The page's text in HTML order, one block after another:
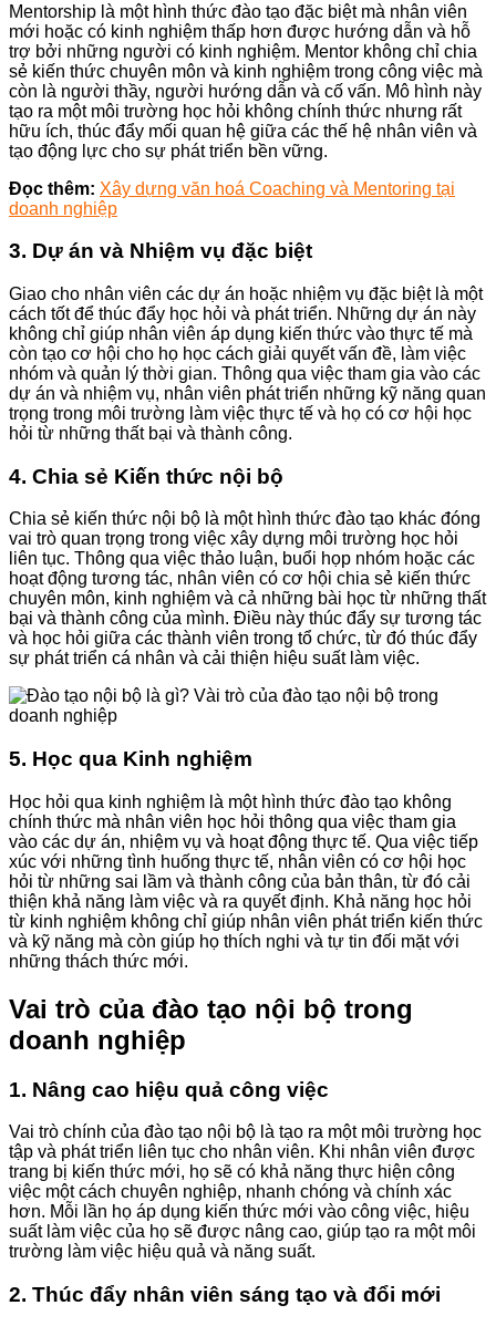
Mentorship là một hình thức đào tạo đặc biệt mà nhân viên
mới hoặc có kinh nghiệm thấp hơn được hướng dẫn và hỗ
trợ bởi những người có kinh nghiệm. Mentor không chỉ chia
sẻ kiến thức chuyên môn và kinh nghiệm trong công việc mà
còn là người thầy, người hướng dẫn và cố vấn. Mô hình này
tạo ra một môi trường học hỏi không chính thức nhưng rất
hữu ích, thúc đẩy mối quan hệ giữa các thế hệ nhân viên và
tạo động lực cho sự phát triển bền vững.
Đọc thêm: Xây dựng văn hoá Coaching và Mentoring tại
doanh nghiệp
3. Dự án và Nhiệm vụ đặc biệt
Giao cho nhân viên các dự án hoặc nhiệm vụ đặc biệt là một
cách tốt để thúc đẩy học hỏi và phát triển. Những dự án này
không chỉ giúp nhân viên áp dụng kiến thức vào thực tế mà
còn tạo cơ hội cho họ học cách giải quyết vấn đề, làm việc
nhóm và quản lý thời gian. Thông qua việc tham gia vào các
dự án và nhiệm vụ, nhân viên phát triển những kỹ năng quan
trọng trong môi trường làm việc thực tế và họ có cơ hội học
hỏi từ những thất bại và thành công.
4. Chia sẻ Kiến thức nội bộ
Chia sẻ kiến thức nội bộ là một hình thức đào tạo khác đóng
vai trò quan trọng trong việc xây dựng môi trường học hỏi
liên tục. Thông qua việc thảo luận, buổi họp nhóm hoặc các
hoạt động tương tác, nhân viên có cơ hội chia sẻ kiến thức
chuyên môn, kinh nghiệm và cả những bài học từ những thất
bại và thành công của mình. Điều này thúc đẩy sự tương tác
và học hỏi giữa các thành viên trong tổ chức, từ đó thúc đẩy
sự phát triển cá nhân và cải thiện hiệu suất làm việc.
5. Học qua Kinh nghiệm
Học hỏi qua kinh nghiệm là một hình thức đào tạo không
chính thức mà nhân viên học hỏi thông qua việc tham gia
vào các dự án, nhiệm vụ và hoạt động thực tế. Qua việc tiếp
xúc với những tình huống thực tế, nhân viên có cơ hội học
hỏi từ những sai lầm và thành công của bản thân, từ đó cải
thiện khả năng làm việc và ra quyết định. Khả năng học hỏi
từ kinh nghiệm không chỉ giúp nhân viên phát triển kiến thức
và kỹ năng mà còn giúp họ thích nghi và tự tin đối mặt với
những thách thức mới.
Vai trò của đào tạo nội bộ trong
doanh nghiệp
1. Nâng cao hiệu quả công việc
Vai trò chính của đào tạo nội bộ là tạo ra một môi trường học
tập và phát triển liên tục cho nhân viên. Khi nhân viên được
trang bị kiến thức mới, họ sẽ có khả năng thực hiện công
việc một cách chuyên nghiệp, nhanh chóng và chính xác
hơn. Mỗi lần họ áp dụng kiến thức mới vào công việc, hiệu
suất làm việc của họ sẽ được nâng cao, giúp tạo ra một môi
trường làm việc hiệu quả và năng suất.
2. Thúc đẩy nhân viên sáng tạo và đổi mới